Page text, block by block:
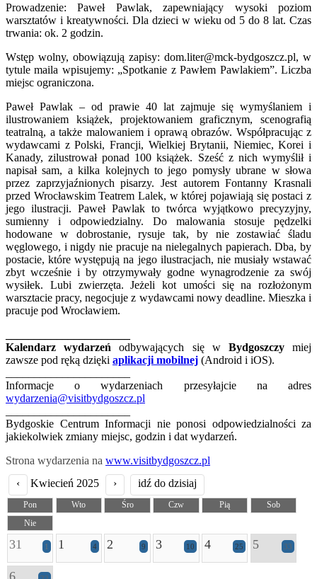
Prowadzenie: Paweł Pawlak, zapewniający wysoki poziom
warsztatów i kreatywności. Dla dzieci w wieku od 5 do 8 lat. Czas
trwania: ok. 2 godzin.
Wstęp wolny, obowiązują zapisy: dom.liter@mck-bydgoszcz.pl, w
tytule maila wpisujemy: „Spotkanie z Pawłem Pawlakiem”. Liczba
miejsc ograniczona.
Paweł Pawlak – od prawie 40 lat zajmuje się wymyślaniem i
ilustrowaniem książek, projektowaniem graficznym, scenografią
teatralną, a także malowaniem i oprawą obrazów. Współpracując z
wydawcami z Polski, Francji, Wielkiej Brytanii, Niemiec, Korei i
Kanady, zilustrował ponad 100 książek. Sześć z nich wymyślił i
napisał sam, a kilka kolejnych to jego pomysły ubrane w słowa
przez zaprzyjaźnionych pisarzy. Jest autorem Fontanny Krasnali
przed Wrocławskim Teatrem Lalek, w której pojawiają się postaci z
jego ilustracji. Paweł Pawlak to twórca wyjątkowo precyzyjny,
sumienny i odpowiedzialny. Do malowania stosuje pędzelki
hodowane w dobrostanie, rysuje tak, by nie zostawiać śladu
węglowego, i nigdy nie pracuje na nielegalnych papierach. Dba, by
postacie, które występują na jego ilustracjach, nie musiały wstawać
zbyt wcześnie i by otrzymywały godne wynagrodzenie za swój
wysiłek. Lubi zwierzęta. Jeżeli kot umości się na rozłożonym
warsztacie pracy, negocjuje z wydawcami nowy deadline. Mieszka i
pracuje pod Wrocławiem.
Kalendarz wydarzeń odbywających się w Bydgoszczymiej
zawsze pod ręką dzięki aplikacji mobilnej (Android i iOS).
Informacje o wydarzeniach przesyłajcie na adres
wydarzenia@visitbydgoszcz.pl
Bydgoskie Centrum Informacji nie ponosi odpowiedzialności za
jakiekolwiek zmiany miejsc, godzin i dat wydarzeń.
Strona wydarzenia na www.visitbydgoszcz.pl
‹
Kwiecień 2025 › idź do dzisiaj
Pon Wto Śro Czw Pią
Sob
Nie
31 1 1 4 2 9 3 10 4 25 5 33
6